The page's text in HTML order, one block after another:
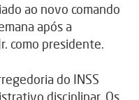
ao novo comando
após a
como presidente.
do INSS
disciplinar. Os